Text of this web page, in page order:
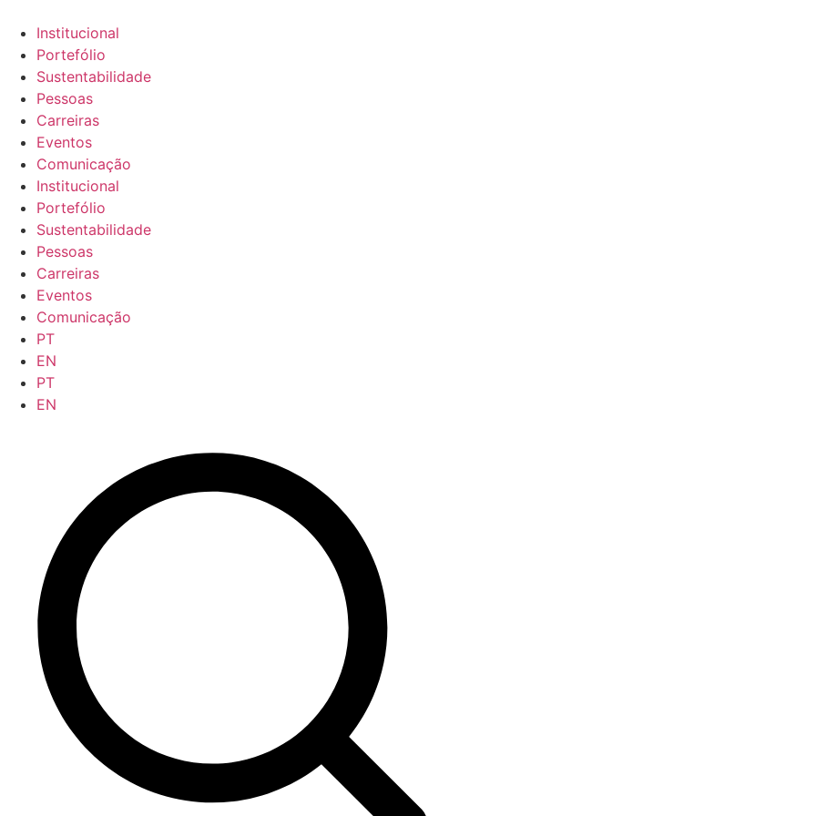
para
conteúdo
Institucional
Portefólio
Sustentabilidade
Pessoas
Carreiras
Eventos
Comunicação
Institucional
Portefólio
Sustentabilidade
Pessoas
Carreiras
Eventos
Comunicação
PT
EN
PT
EN